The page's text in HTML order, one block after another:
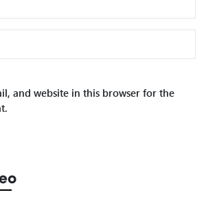
and website in this browser for the